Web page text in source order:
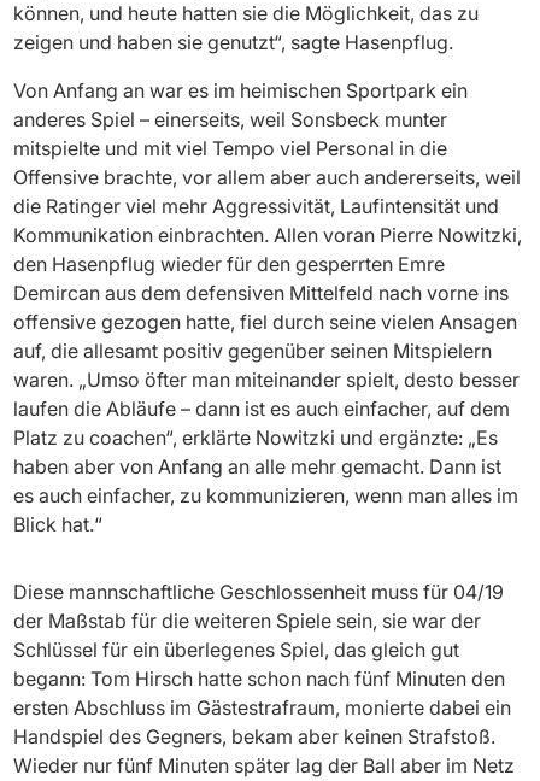
können, und heute hatten sie die Möglichkeit, das zu
zeigen und haben sie genutzt“, sagte Hasenpflug.
Von Anfang an war es im heimischen Sportpark ein
anderes Spiel – einerseits, weil Sonsbeck munter
mitspielte und mit viel Tempo viel Personal in die
Offensive brachte, vor allem aber auch andererseits, weil
die Ratinger viel mehr Aggressivität, Laufintensität und
Kommunikation einbrachten. Allen voran Pierre Nowitzki,
den Hasenpflug wieder für den gesperrten Emre
Demircan aus dem defensiven Mittelfeld nach vorne ins
offensive gezogen hatte, fiel durch seine vielen Ansagen
auf, die allesamt positiv gegenüber seinen Mitspielern
waren. „Umso öfter man miteinander spielt, desto besser
laufen die Abläufe – dann ist es auch einfacher, auf dem
Platz zu coachen“, erklärte Nowitzki und ergänzte: „Es
haben aber von Anfang an alle mehr gemacht. Dann ist
es auch einfacher, zu kommunizieren, wenn man alles im
Blick hat.“
Diese mannschaftliche Geschlossenheit muss für 04/19
der Maßstab für die weiteren Spiele sein, sie war der
Schlüssel für ein überlegenes Spiel, das gleich gut
begann: Tom Hirsch hatte schon nach fünf Minuten den
ersten Abschluss im Gästestrafraum, monierte dabei ein
Handspiel des Gegners, bekam aber keinen Strafstoß.
Wieder nur fünf Minuten später lag der Ball aber im Netz